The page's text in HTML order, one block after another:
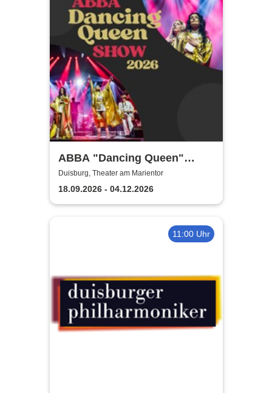
ABBA "Dancing Queen"
Show 2026
Duisburg, Theater am Marientor
18.09.2026 - 04.12.2026
11:00 Uhr